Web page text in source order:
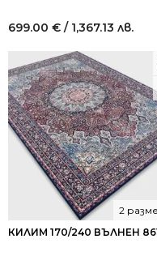
699.00 € / 1,367.13 лв.
КИЛИМ 170/240 ВЪЛНЕН
2